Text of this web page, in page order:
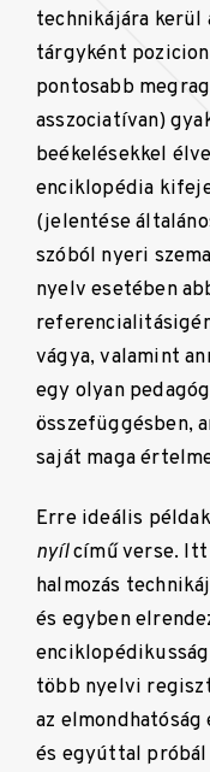
technikájára kerül
tárgyként
pontosabb
asszociatívan)
beékelésekkel
enciklopédia
(jelentése
szóból nyeri
nyelv esetében
vágya, valamint
egy olyan
összefüggésben,
saját maga
Erre ideális
nyílcímű verse. Itt
halmozás
és egyben
több nyelvi
az
és egyúttal próbál